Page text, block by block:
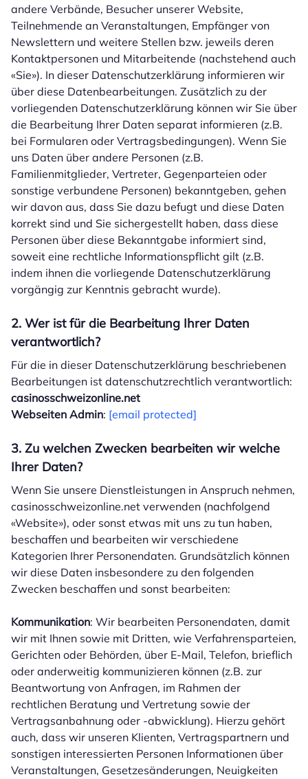
andere Verbände, Besucher unserer Website,
Teilnehmende an Veranstaltungen, Empfänger von
Newslettern und weitere Stellen bzw. jeweils deren
Kontaktpersonen und Mitarbeitende (nachstehend auch
«Sie»). In dieser Datenschutzerklärung informieren wir
über diese Datenbearbeitungen. Zusätzlich zu der
vorliegenden Datenschutzerklärung können wir Sie über
die Bearbeitung Ihrer Daten separat informieren (z.B.
bei Formularen oder Vertragsbedingungen). Wenn Sie
uns Daten über andere Personen (z.B.
Familienmitglieder, Vertreter, Gegenparteien oder
sonstige verbundene Personen) bekanntgeben, gehen
wir davon aus, dass Sie dazu befugt und diese Daten
korrekt sind und Sie sichergestellt haben, dass diese
Personen über diese Bekanntgabe informiert sind,
soweit eine rechtliche Informationspflicht gilt (z.B.
indem ihnen die vorliegende Datenschutzerklärung
vorgängig zur Kenntnis gebracht wurde).
2. Wer ist für die Bearbeitung Ihrer Daten
verantwortlich?
Für die in dieser Datenschutzerklärung beschriebenen
Bearbeitungen ist datenschutzrechtlich verantwortlich:
casinosschweizonline.net
Webseiten Admin: [email protected]
3. Zu welchen Zwecken bearbeiten wir welche
Ihrer Daten?
Wenn Sie unsere Dienstleistungen in Anspruch nehmen,
casinosschweizonline.net verwenden (nachfolgend
«Website»), oder sonst etwas mit uns zu tun haben,
beschaffen und bearbeiten wir verschiedene
Kategorien Ihrer Personendaten. Grundsätzlich können
wir diese Daten insbesondere zu den folgenden
Zwecken beschaffen und sonst bearbeiten:
Kommunikation: Wir bearbeiten Personendaten, damit
wir mit Ihnen sowie mit Dritten, wie Verfahrensparteien,
Gerichten oder Behörden, über E-Mail, Telefon, brieflich
oder anderweitig kommunizieren können (z.B. zur
Beantwortung von Anfragen, im Rahmen der
rechtlichen Beratung und Vertretung sowie der
Vertragsanbahnung oder -abwicklung). Hierzu gehört
auch, dass wir unseren Klienten, Vertragspartnern und
sonstigen interessierten Personen Informationen über
Veranstaltungen, Gesetzesänderungen, Neuigkeiten